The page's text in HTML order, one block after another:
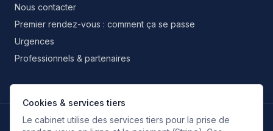
Cookies & services tiers
Le cabinet utilise des services tiers pour la prise de
Nous contacter
Premier rendez-vous : comment ça se passe
Urgences
Professionnels & partenaires
LANGUES DE TRAVAIL